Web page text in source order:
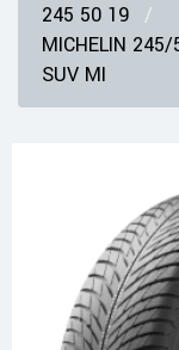
245 50 19
MICHELIN
SUV MI